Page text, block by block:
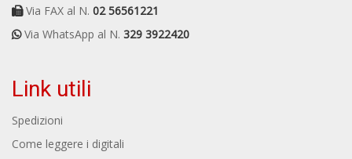
Via FAX al N. 02 56561221
Via WhatsApp al N. 329 3922420
Link utili
Spedizioni
Come leggere i digitali